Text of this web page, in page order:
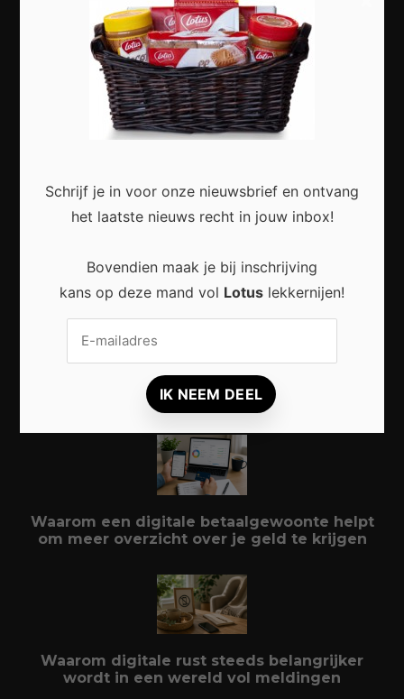
Slimme Digitalisering voor Kleine Bedrijven:
Meer Efficiëntie en Groei met Moderne
Technologie
Kleine stappen met een groot effect
Duurzaam reizen: zo beleef je meer met
minder impact
Waarom een digitale betaalgewoonte helpt
om meer overzicht over je geld te krijgen
Waarom digitale rust steeds belangrijker
wordt in een wereld vol meldingen
Schrijf je in voor onze nieuwsbrief en ontvang
het laatste nieuws recht in jouw inbox!
Bovendien maak je bij inschrijving
kans op deze mand vol Lotus lekkernijen!